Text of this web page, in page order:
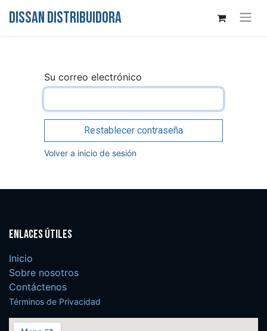
DISSAN DISTRIBUIDORA
Su correo electrónico
Restablecer contraseña
Volver a inicio de sesión
Enlaces útiles
Inicio
Sobre nosotros
Contáctenos
Términos de Privacidad